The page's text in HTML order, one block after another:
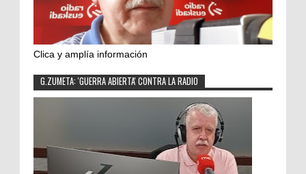
Clica y amplía información
G.ZUMETA: 'GUERRA ABIERTA' CONTRA LA RADIO